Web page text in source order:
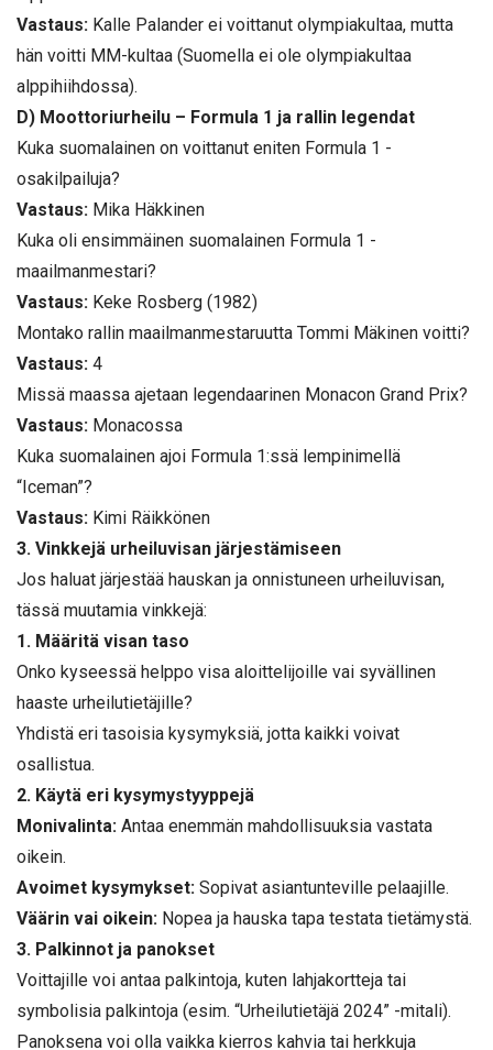
Vastaus: Kalle Palander ei voittanut olympiakultaa, mutta
hän voitti MM-kultaa (Suomella ei ole olympiakultaa
alppihiihdossa).
D) Moottoriurheilu – Formula 1 ja rallin legendat
Kuka suomalainen on voittanut eniten Formula 1 -
osakilpailuja?
Vastaus: Mika Häkkinen
Kuka oli ensimmäinen suomalainen Formula 1 -
maailmanmestari?
Vastaus: Keke Rosberg (1982)
Montako rallin maailmanmestaruutta Tommi Mäkinen voitti?
Vastaus: 4
Missä maassa ajetaan legendaarinen Monacon Grand Prix?
Vastaus: Monacossa
Kuka suomalainen ajoi Formula 1:ssä lempinimellä
“Iceman”?
Vastaus: Kimi Räikkönen
3. Vinkkejä urheiluvisan järjestämiseen
Jos haluat järjestää hauskan ja onnistuneen urheiluvisan,
tässä muutamia vinkkejä:
1. Määritä visan taso
Onko kyseessä helppo visa aloittelijoille vai syvällinen
haaste urheilutietäjille?
Yhdistä eri tasoisia kysymyksiä, jotta kaikki voivat
osallistua.
2. Käytä eri kysymystyyppejä
Monivalinta: Antaa enemmän mahdollisuuksia vastata
oikein.
Avoimet kysymykset: Sopivat asiantunteville pelaajille.
Väärin vai oikein: Nopea ja hauska tapa testata tietämystä.
3. Palkinnot ja panokset
Voittajille voi antaa palkintoja, kuten lahjakortteja tai
symbolisia palkintoja (esim. “Urheilutietäjä 2024” -mitali).
Panoksena voi olla vaikka kierros kahvia tai herkkuja